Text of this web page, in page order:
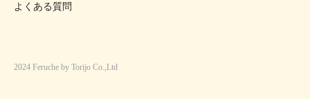
よくある質問
2024 Feruche by Torijo Co.,Ltd